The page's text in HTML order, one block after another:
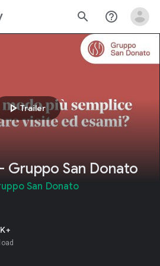
search help_outline
play_arrowTrailer
Gruppo San Donato
San Donato